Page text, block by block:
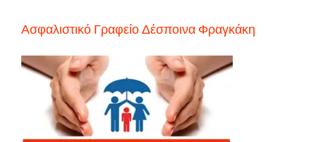
Ασφαλιστικό Γραφείο Δέσποινα Φραγκάκη